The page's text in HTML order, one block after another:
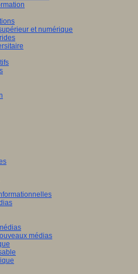
et numérique
médias